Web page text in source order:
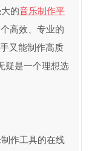
的音乐制作平
高效、专业的
又能制作高质
疑是一个理想选
作工具的在线